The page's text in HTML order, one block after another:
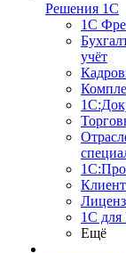
Решения 1С
1С
учёт
1С
Ещё